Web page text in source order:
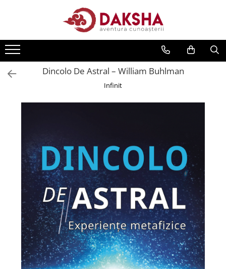
Editura Daksha
Seria Radu Cinamar
Seria David Icke
Spiritualitate
Extratereștrii
Transformare spirituală
Psihologie
Dezvoltare personală
Astrologie
Știință
Dincolo De Astral – William Buhlman
Infinit